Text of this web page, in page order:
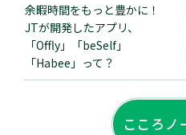
余暇時間をもっと豊かに！
JTが開発したアプリ、
「Offly」「beSelf」
「Habee」って？
こころノ